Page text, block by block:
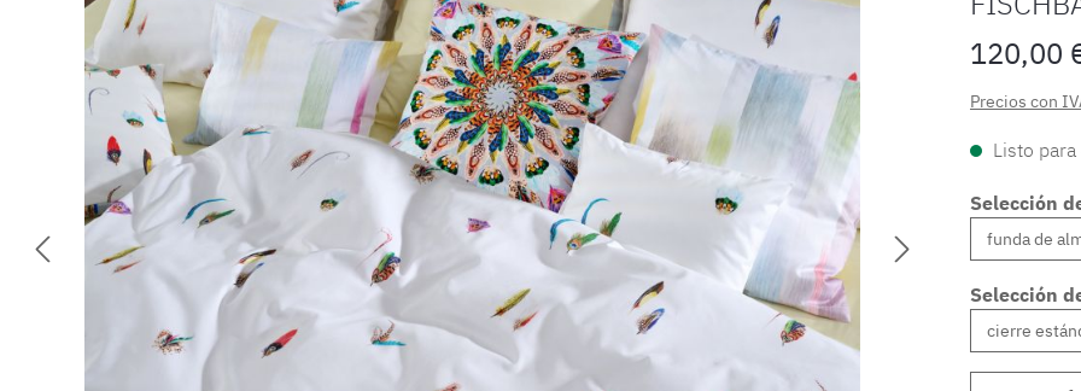
120,00
Precios con
Listo
Selección
Selección